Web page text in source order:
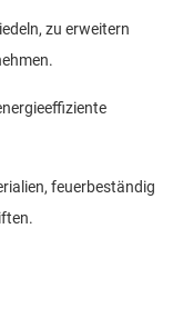
zu erweitern
feuerbeständig